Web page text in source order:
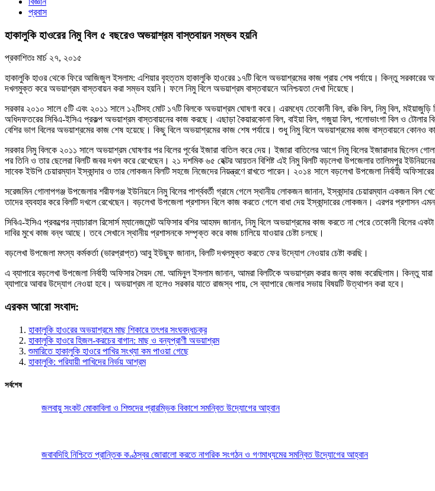
প্রবাস
হাকালুকি হাওরের নিমু বিল ৫ বছরেও অভয়াশ্রম বাস্তবায়ন সম্ভব হয়নি
প্রকাশিতঃ মার্চ ২৭, ২০১৫
হাকালুকি হাওর থেকে ফিরে আজিজুল ইসলাম: এশিয়ার বৃহত্তম হাকালুকি হাওরের ১৭টি বিলে অভয়াশ্রমের কাজ প্রায় শেষ পর্যায়ে। কিন্তু সরকারের
দখলমুক্ত করে অভয়াশ্রম বাস্তবায়ন করা সম্ভব হয়নি। ফলে নিমু বিলে অভয়াশ্রম বাস্তবায়নে অনিশ্চয়তা দেখা দিয়েছে।
সরকার ২০১০ সালে ৫টি এবং ২০১১ সালে ১২টিসহ মোট ১৭টি বিলকে অভয়াশ্রম ঘোষণা করে। এরমধ্যে তেকোনী বিল, রঞ্চি বিল, নিমু বিল, মইয়াজুড়ি
অধিদফতরের সিবিএ-ইসিএ প্রকল্প অভয়াশ্রম বাস্তবায়নের কাজ করছে। এছাড়া কৈয়ারকোনা বিল, বাইয়া বিল, গজুয়া বিল, পলোভাংগা বিল ও
বেশির ভাগ বিলের অভয়াশ্রমের কাজ শেষ হয়েছে। কিছু বিলে অভয়াশ্রমের কাজ শেষ পর্যায়ে। শুধু নিমু বিলে অভয়াশ্রমের কাজ বাস্তবায়নে কোনও
সরকার নিমু বিলকে ২০১১ সালে অভয়াশ্রম ঘোষণার পর বিলের পূর্বের ইজারা বাতিল করে দেয়। ইজারা বাতিলের আগে নিমু বিলের ইজারাদার ছিলেন
পর তিনি ও তার ছেলেরা বিলটি জবর দখল করে রেখেছেন। ২১ দশমিক ৬৫ হেক্টর আয়তন বিশিষ্ট এই নিমু বিলটি বড়লেখা উপজেলার তালিমপুর
সাবেক ইউপি চেয়ারম্যান ইস্কান্দার ও তার লোকজন বিলটি সহজে নিজেদের নিয়ন্ত্রণে রাখতে পারেন। ২০১৪ সালে বড়লেখা উপজেলা নির্বাহী
সরেজমিন গোলাপগঞ্জ উপজেলার শরীফগঞ্জ ইউনিয়নে নিমু বিলের পার্শ্ববর্তী গ্রামে গেলে স্থানীয় লোকজন জানান, ইস্কান্দার চেয়ারম্যান একজন বিল
তাদের ব্যবহার করে বিলটি দখলে রেখেছেন। বড়লেখা উপজেলা প্রশাসন বিলে কাজ করতে গেলে বাধা দেয় ইস্কান্দারের লোকজন। এরপর প্রশাসন
সিবিএ-ইসিএ প্রকল্পের ন্যাচারাল রিসোর্স ম্যানেজমেন্ট অফিসার বশির আহমদ জানান, নিমু বিলে অভয়াশ্রমের কাজ করতে না পেরে তেকোনী বিলের
দাবির মুখে কাজ বন্ধ আছে। তবে সেখানে স্থানীয় প্রশাসনকে সম্পৃক্ত করে কাজ চালিয়ে যাওয়ার চেষ্টা চলছে।
বড়লেখা উপজেলা মৎস্য কর্মকর্তা (ভারপ্রাপ্ত) আবু ইউছুফ জানান, বিলটি দখলমুক্ত করতে ফের উদ্যোগ নেওয়ার চেষ্টা করছি।
এ ব্যাপারে বড়লেখা উপজেলা নির্বাহী অফিসার সৈয়দ মো. আমিনুল ইসলাম জানান, আমরা বিলটিকে অভয়াশ্রম করার জন্য কাজ করেছিলাম। কিন্তু
ব্যাপারে আবার উদ্যোগ নেওয়া হবে। অভয়াশ্রম না হলেও সরকার যাতে রাজস্ব পায়, সে ব্যাপারে জেলার সভায় বিষয়টি উত্থাপন করা হবে।
এরকম আরো সংবাদ:
হাকালুকি হাওরের অভয়াশ্রমে মাছ শিকারে তৎপর সংঘবদ্ধচক্র
হাকালুকি হাওরে হিজল-করচের বাগান: মাছ ও বন্যপ্রাণী অভয়াশ্রম
শুমারিতে হাকালুকি হাওরে পাখির সংখ্যা কম পাওয়া গেছে
হাকালুকি: পরিযায়ী পাখিদের নির্ভয় আশ্রম
সর্বশেষ
জলবায়ু সংকট মোকাবিলা ও শিশুদের প্রারম্ভিক বিকাশে সমন্বিত উদ্যোগের আহ্বান
জবাবদিহি নিশ্চিতে প্রান্তিক কণ্ঠস্বর জোরালো করতে নাগরিক সংগঠন ও গণমাধ্যমের সমন্বিত উদ্যোগের আহ্বান